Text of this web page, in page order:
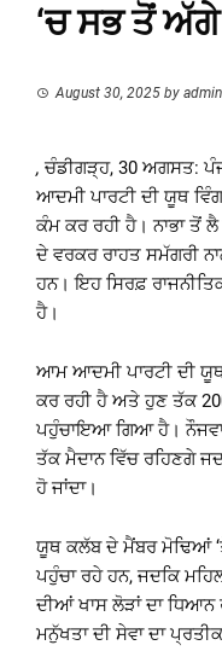
‘ਚ ਸਭ ਤੋਂ ਅੱਗੇ
August 30, 2025 by admin
, ਚੰਡੀਗੜ੍ਹ, 30 ਅਗਸਤ:
ਆਦਮੀ ਪਾਰਟੀ ਦੀ ਯੂਥ
ਕੰਮ ਕਰ ਰਹੀ ਹੈ। ਨਾਭਾ ਤੋਂ
ਦੇ ਵਰਕਰ ਰਾਹਤ ਸਮੱਗਰੀ
ਹਨ। ਇਹ ਸਿਰਫ਼
ਹੈ।
ਆਮ ਆਦਮੀ ਪਾਰਟੀ ਦੀ
ਕਰ ਰਹੀ ਹੈ ਅਤੇ ਹੁਣ ਤੱਕ
ਪਹੁੰਚਾਇਆ ਗਿਆ ਹੈ।
ਤੱਕ ਮੈਦਾਨ ਵਿੱਚ ਰਹਿਣਗੇ
ਹੋ ਜਾਂਦਾ।
ਯੂਥ ਕਲੱਬ ਦੇ ਮੈਂਬਰ ਮੋਢਿਆਂ
ਪਹੁੰਚਾ ਰਹੇ ਹਨ, ਜਦਕਿ
ਦੀਆਂ ਖਾਸ ਲੋੜਾਂ ਦਾ
ਮਨੁੱਖਤਾ ਦੀ ਸੇਵਾ ਦਾ